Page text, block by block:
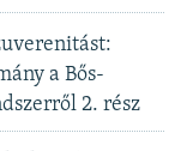
a Bős-
2. rész